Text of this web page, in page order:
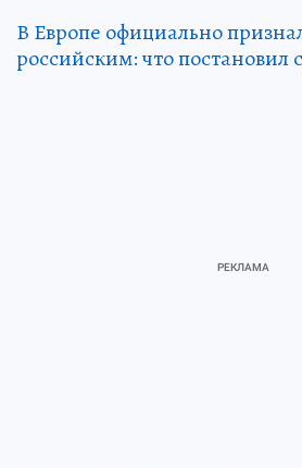
В Европе официально
российским: что постановил